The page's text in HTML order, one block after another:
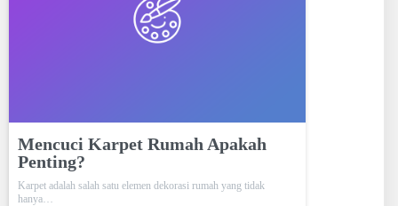
Mencuci Karpet Rumah Apakah
Penting?
Karpet adalah salah satu elemen dekorasi rumah yang tidak
hanya…